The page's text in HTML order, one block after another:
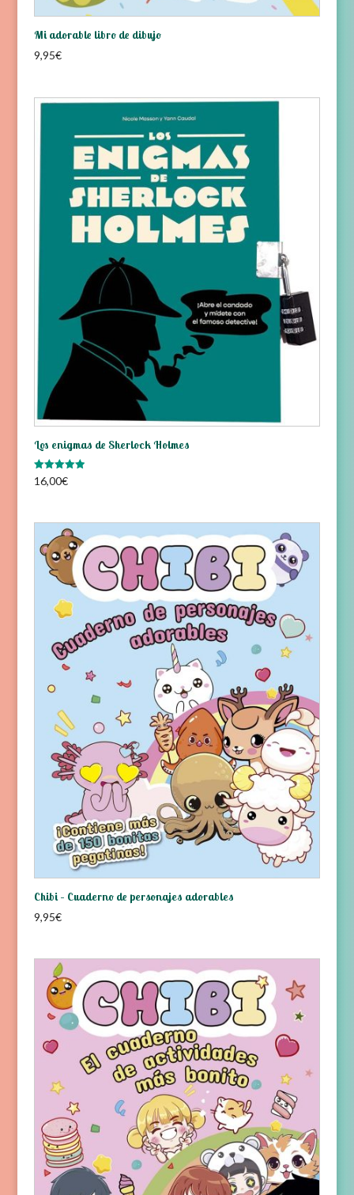
Mi adorable libro de dibujo
9,95€
Los enigmas de Sherlock Holmes
Valorado
con
16,00€
Chibi – Cuaderno de personajes adorables
9,95€